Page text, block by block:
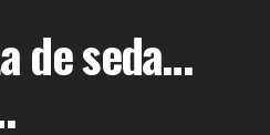
de seda…